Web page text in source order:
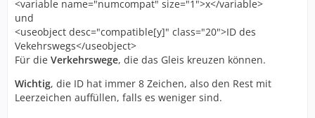
<variable name="numcompat" size="1">x</variable>
und
<useobject desc="compatible[y]" class="20">ID des
Vekehrswegs</useobject>
Für die Verkehrswege, die das Gleis kreuzen können.
Wichtig, die ID hat immer 8 Zeichen, also den Rest mit
Leerzeichen auffüllen, falls es weniger sind.